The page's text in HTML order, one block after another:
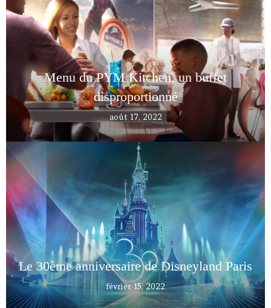
Menu du PYM Kitchen, un buffet
disproportionné
août 17, 2022
Le 30ème anniversaire de Disneyland Paris
février 15, 2022